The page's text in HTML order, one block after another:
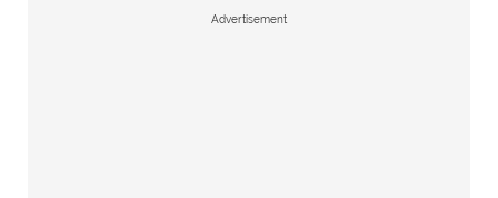
Advertisement